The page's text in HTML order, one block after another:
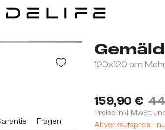
120x120 cm
159,90 €
Preise inkl. MwSt.
Abverkaufspreis -
Fragen